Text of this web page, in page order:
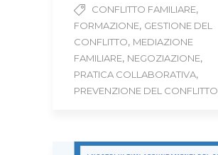
CONFLITTO FAMILIARE,
FORMAZIONE, GESTIONE DEL
CONFLITTO, MEDIAZIONE
FAMILIARE, NEGOZIAZIONE,
PRATICA COLLABORATIVA,
PREVENZIONE DEL CONFLITTO